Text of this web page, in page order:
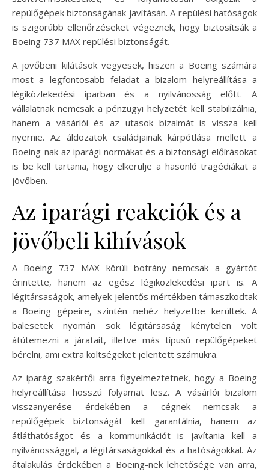
repülőgépek biztonságának javításán. A repülési hatóságok
is szigorúbb ellenőrzéseket végeznek, hogy biztosítsák a
Boeing 737 MAX repülési biztonságát.
A jövőbeni kilátások vegyesek, hiszen a Boeing számára
most a legfontosabb feladat a bizalom helyreállítása a
légiközlekedési iparban és a nyilvánosság előtt. A
vállalatnak nemcsak a pénzügyi helyzetét kell stabilizálnia,
hanem a vásárlói és az utasok bizalmát is vissza kell
nyernie. Az áldozatok családjainak kárpótlása mellett a
Boeing-nak az iparági normákat és a biztonsági előírásokat
is be kell tartania, hogy elkerülje a hasonló tragédiákat a
jövőben.
Az iparági reakciók és a
jövőbeli kihívások
A Boeing 737 MAX körüli botrány nemcsak a gyártót
érintette, hanem az egész légiközlekedési ipart is. A
légitársaságok, amelyek jelentős mértékben támaszkodtak
a Boeing gépeire, szintén nehéz helyzetbe kerültek. A
balesetek nyomán sok légitársaság kénytelen volt
átütemezni a járatait, illetve más típusú repülőgépeket
bérelni, ami extra költségeket jelentett számukra.
Az iparág szakértői arra figyelmeztetnek, hogy a Boeing
helyreállítása hosszú folyamat lesz. A vásárlói bizalom
visszanyerése érdekében a cégnek nemcsak a
repülőgépek biztonságát kell garantálnia, hanem az
átláthatóságot és a kommunikációt is javítania kell a
nyilvánossággal, a légitársaságokkal és a hatóságokkal. Az
átalakulás érdekében a Boeing-nek lehetősége van arra,